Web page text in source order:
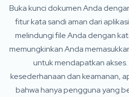
Buka kunci dokumen Anda
fitur kata sandi aman dari
melindungi file Anda dengan
memungkinkan Anda
untuk mendapatkan
kesederhanaan dan keamanan,
bahwa hanya pengguna yang